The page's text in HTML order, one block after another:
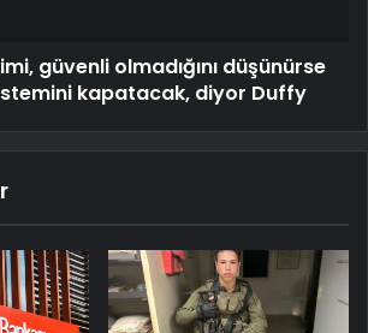
güvenli olmadığını düşünürse
kapatacak, diyor Duffy